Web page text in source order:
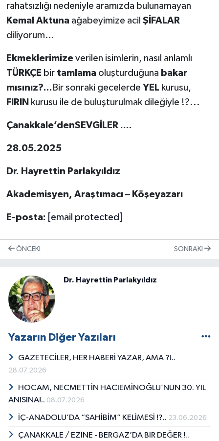
rahatsızlığı nedeniyle aramızda bulunamayan
Kemal Aktunaağabeyimize acil ŞİFALAR
diliyorum…
Ekmeklerimizeverilen isimlerin, nasıl anlamlı
TÜRKÇE bir tamlamaoluşturduğuna bakar
mısınız?... Bir sonraki gecelerde YEL kurusu,
FIRIN kurusu ile de buluşturulmak dileğiyle !?...
Çanakkale’denSEVGİLER ....
28.05.2025
Dr. Hayrettin Parlakyıldız
Akademisyen, Araştımacı – Köşeyazarı
E-posta: [email protected]
ÖNCEKI SONRAKI
Dr. Hayrettin Parlakyıldız
Yazarın Diğer Yazıları
GAZETECİLER, HER HABERİ YAZAR, AMA ?!..
28.07.2026
HOCAM, NECMETTİN HACIEMİNOĞLU’NUN 30. YIL
ANISINA!.. 08.07.2026
İÇ-ANADOLU’DA “SAHİBİM” KELİMESİ !?.. 23.06.2026
ÇANAKKALE / EZİNE - BERGAZ’DA BİR DEĞER !..